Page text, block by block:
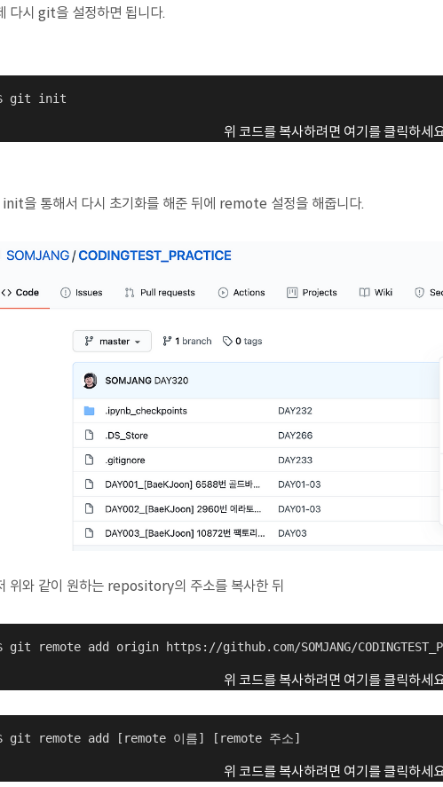
다시 git을 설정하면 됩니다.
git init
위 코드를 복사하려면 여기를 클릭하세
을 통해서 다시 초기화를 해준 뒤에 remote 설정을 해줍니다.
위와 같이 원하는 repository의 주소를 복사한 뒤
git remote add origin https://github.com/SOMJANG/
위 코드를 복사하려면 여기를 클릭하세
git remote add [remote 이름] [remote 주소]
위 코드를 복사하려면 여기를 클릭하세